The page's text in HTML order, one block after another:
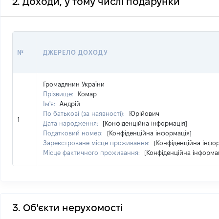
№ ДЖЕРЕЛО ДОХОДУ
1
Громадянин України
Прізвище:
Комар
Ім'я:
Андрій
По батькові (за наявності):
Юрійович
Дата народження:
[Конфіденційна інформація]
Податковий номер:
[Конфіденційна інформація]
Зареєстроване місце проживання:
[Конфіденційна
Місце фактичного проживання:
[Конфіденційна
3. Об'єкти нерухомості